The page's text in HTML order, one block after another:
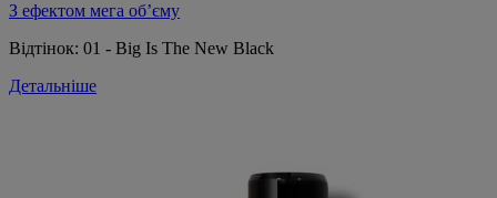
З ефектом мега об’єму
Відтінок: 01 - Big Is The New Black
Детальніше